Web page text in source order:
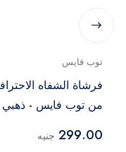
توب فايس
فرشاة الشفاه
من توب فايس - ذهبي
299.00 جنيه